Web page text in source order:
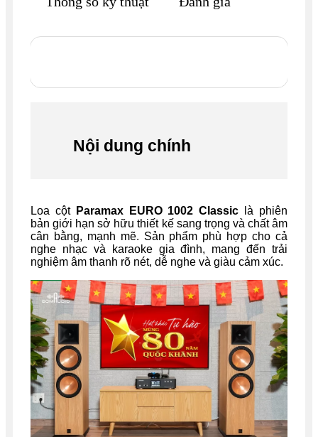
Nội dung chính
Loa cột Paramax EURO 1002 Classic là phiên
bản giới hạn sở hữu thiết kế sang trọng và chất âm
cân bằng, mạnh mẽ. Sản phẩm phù hợp cho cả
nghe nhạc và karaoke gia đình, mang đến trải
nghiệm âm thanh rõ nét, dễ nghe và giàu cảm xúc.